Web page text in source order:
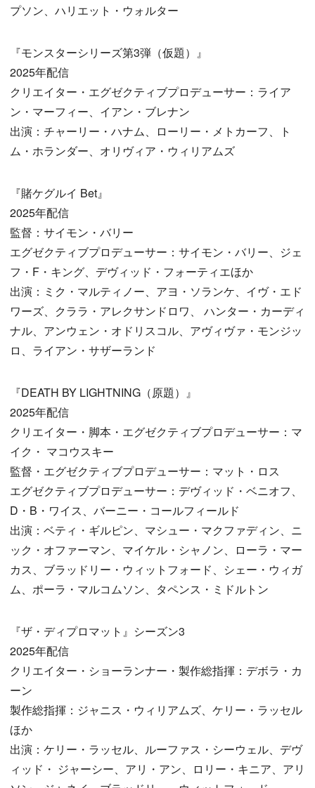
プソン、ハリエット・ウォルター
『モンスターシリーズ第3弾（仮題）』
2025年配信
クリエイター・エグゼクティブプロデューサー：ライア
ン・マーフィー、イアン・ブレナン
出演：チャーリー・ハナム、ローリー・メトカーフ、ト
ム・ホランダー、オリヴィア・ウィリアムズ
『賭ケグルイ Bet』
2025年配信
監督：サイモン・バリー
エグゼクティブプロデューサー：サイモン・バリー、ジェ
フ・F・キング、デヴィッド・フォーティエほか
出演：ミク・マルティノー、アヨ・ソランケ、イヴ・エド
ワーズ、クララ・アレクサンドロワ、 ハンター・カーディ
ナル、アンウェン・オドリスコル、アヴィヴァ・モンジッ
ロ、ライアン・サザーランド
『DEATH BY LIGHTNING（原題）』
2025年配信
クリエイター・脚本・エグゼクティブプロデューサー：マ
イク・ マコウスキー
監督・エグゼクティブプロデューサー：マット・ロス
エグゼクティブプロデューサー：デヴィッド・ベニオフ、
D・B・ワイス、バーニー・コールフィールド
出演：ベティ・ギルピン、マシュー・マクファディン、ニ
ック・オファーマン、マイケル・シャノン、ローラ・マー
カス、ブラッドリー・ウィットフォード、シェー・ウィガ
ム、ポーラ・マルコムソン、タペンス・ミドルトン
『ザ・ディプロマット』シーズン3
2025年配信
クリエイター・ショーランナー・製作総指揮：デボラ・カ
ーン
製作総指揮：ジャニス・ウィリアムズ、ケリー・ラッセル
ほか
出演：ケリー・ラッセル、ルーファス・シーウェル、デヴ
ィッド・ ジャーシー、アリ・アン、ロリー・キニア、アリ